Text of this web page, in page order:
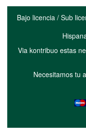
Bajo licencia / Sub
Via kontribuo estas
Necesitamos tu